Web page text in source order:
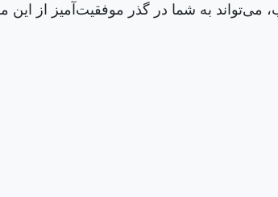
به شما در گذر موفقیت‌آمیز از این